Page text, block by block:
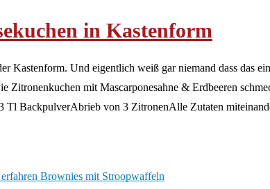
in Kastenform
Kastenform. Und eigentlich weiß gar niemand dass das
Zitronenkuchen mit Mascarponesahne & Erdbeeren
Tl BackpulverAbrieb von 3 ZitronenAlle Zutaten